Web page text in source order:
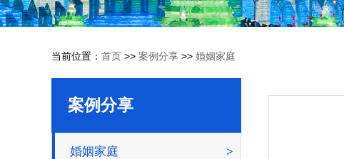
当前位置： 首页 >> 案例分享 >> 婚姻家庭
案例分享
婚姻家庭